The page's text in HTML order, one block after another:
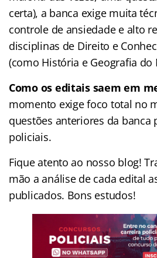
certa), a banca exige muita
controle de ansiedade e alto
disciplinas de Direito e
(como História e Geografia do
Como os editais saem em
momento exige foco total no
questões anteriores da banca
policiais.
Fique atento ao nosso blog!
mão a análise de cada edital
publicados. Bons estudos!